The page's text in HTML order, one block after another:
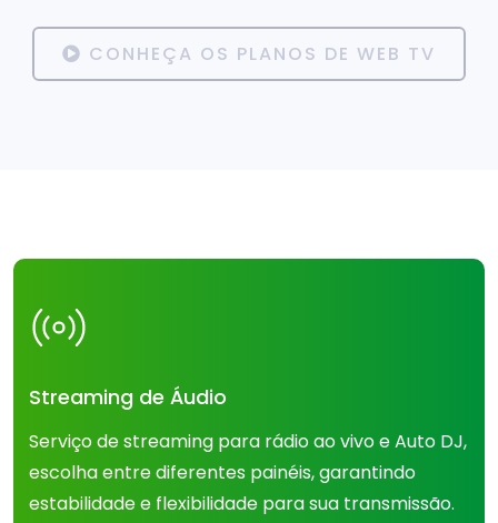
CONHEÇA OS PLANOS DE WEB TV
Streaming de Áudio
Serviço de streaming para rádio ao vivo e Auto DJ,
escolha entre diferentes painéis, garantindo
estabilidade e flexibilidade para sua transmissão.